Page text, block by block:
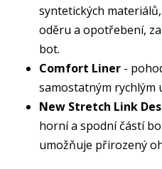
syntetických
oděru a opotřebení,
bot.
Comfort Liner -
samostatným rychlým
New Stretch Link
horní a spodní částí
umožňuje přirozený